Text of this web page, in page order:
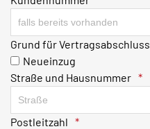
Grund für Vertragsabschluss
Neueinzug
Straße und Hausnummer
Postleitzahl